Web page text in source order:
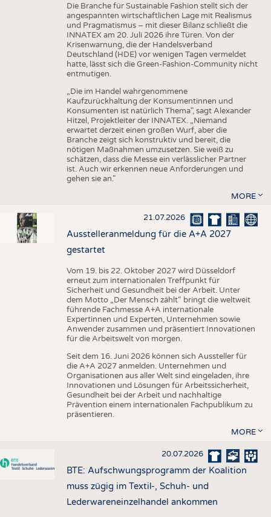
Die Branche für Sustainable Fashion stellt sich der
angespannten wirtschaftlichen Lage mit Realismus
und Pragmatismus – mit dieser Bilanz schließt die
INNATEX am 20. Juli 2026 ihre Türen. Von der
Krisenwarnung, die der Handelsverband
Deutschland (HDE) vor wenigen Tagen vermeldet
hatte, lässt sich die Green-Fashion-Community nicht
entmutigen.
„Die im Handel wahrgenommene
Kaufzurückhaltung der Konsumentinnen und
Konsumenten ist natürlich Thema", sagt Alexander
Hitzel, Projektleiter der INNATEX. „Niemand
erwartet derzeit einen großen Wurf, aber die
Branche zeigt sich konstruktiv und bereit, die
nötigen Maßnahmen umzusetzen. Sie weiß zu
schätzen, dass die Messe ein verlässlicher Partner
ist. Auch wir erkennen neue Anforderungen und
gehen sie an."
MORE
21.07.2026
Ausstelleranmeldung für die A+A 2027
gestartet
Vom 19. bis 22. Oktober 2027 wird Düsseldorf
erneut zum internationalen Treffpunkt für
Sicherheit und Gesundheit bei der Arbeit. Unter
dem Motto „Der Mensch zählt“ bringt die weltweit
führende Fachmesse A+A internationale
Expertinnen und Experten, Unternehmen sowie
Anwender zusammen und präsentiert Innovationen
für die Arbeitswelt von morgen.
Seit dem 16. Juni 2026 können sich Aussteller für
die A+A 2027 anmelden. Unternehmen und
Organisationen aus aller Welt sind eingeladen, ihre
Innovationen und Lösungen für Arbeitssicherheit,
Gesundheit bei der Arbeit und nachhaltige
Prävention einem internationalen Fachpublikum zu
präsentieren.
MORE
20.07.2026
BTE: Aufschwungsprogramm der Koalition
muss zügig im Textil-, Schuh- und
Lederwareneinzelhandel ankommen